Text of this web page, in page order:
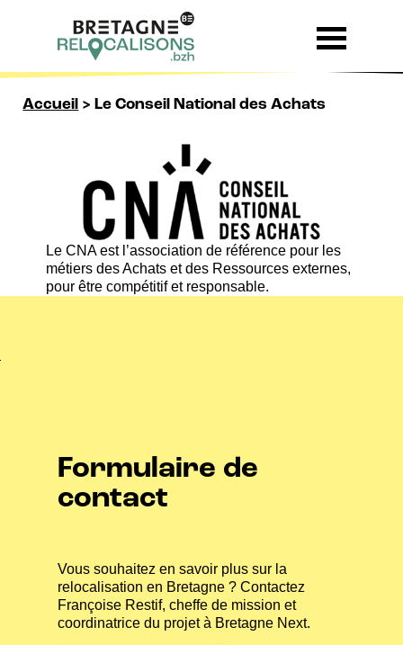
Accueil > Le Conseil National des Achats
Le CNA est l’association de référence pour les
métiers des Achats et des Ressources externes,
pour être compétitif et responsable.
Formulaire de
contact
Vous souhaitez en savoir plus sur la
relocalisation en Bretagne ? Contactez
Françoise Restif, cheffe de mission et
coordinatrice du projet à Bretagne Next.